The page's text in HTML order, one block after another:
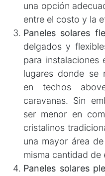
una opción
entre el costo y la
Paneles solares
delgados y
para instalaciones
lugares donde se
en techos
caravanas. Sin
ser menor en
cristalinos
una mayor área
misma cantidad de
Paneles solares